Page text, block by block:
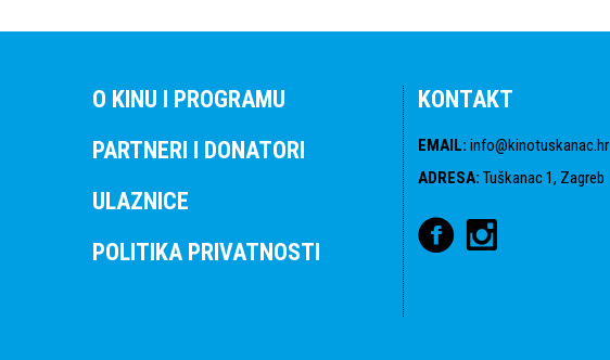
O KINU I PROGRAMU
PARTNERI I DONATORI
ULAZNICE
POLITIKA PRIVATNOSTI
KONTAKT
EMAIL: info@kinotuskanac.hr
ADRESA: Tuškanac 1, Zagreb